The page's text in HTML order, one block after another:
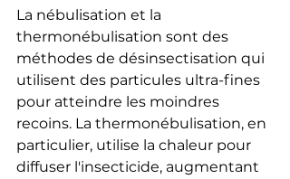
La nébulisation et la
thermonébulisation sont des
méthodes de désinsectisation qui
utilisent des particules ultra-fines
pour atteindre les moindres
recoins. La thermonébulisation, en
particulier, utilise la chaleur pour
diffuser l'insecticide, augmentant